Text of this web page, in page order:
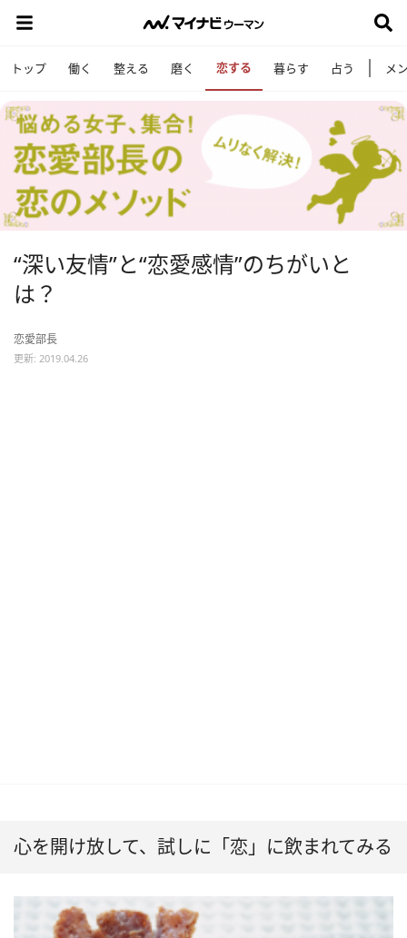
トップ 働く 整える 磨く 恋する 暮らす 占う メ
“深い友情”と“恋愛感情”のちがいと
は？
恋愛部長
更新: 2019.04.26
心を開け放して、試しに「恋」に飲まれてみる